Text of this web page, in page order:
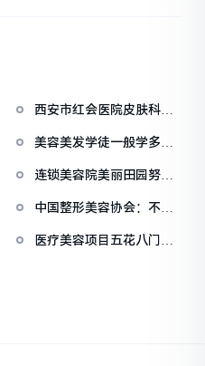
西安市红会医院皮肤科与
美容美发学徒一般学多
连锁美容院美丽田园努力
中国整形美容协会：不得
医疗美容项目五花八门，